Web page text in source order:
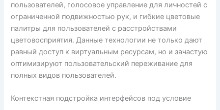
пользователей, голосовое управление для личностей с
ограниченной подвижностью рук, и гибкие цветовые
палитры для пользователей с расстройствами
цветовосприятия. Данные технологии не только дают
равный доступ к виртуальным ресурсам, но и зачастую
оптимизируют пользовательский переживание для
полных видов пользователей.
Контекстная подстройка интерфейсов под условие